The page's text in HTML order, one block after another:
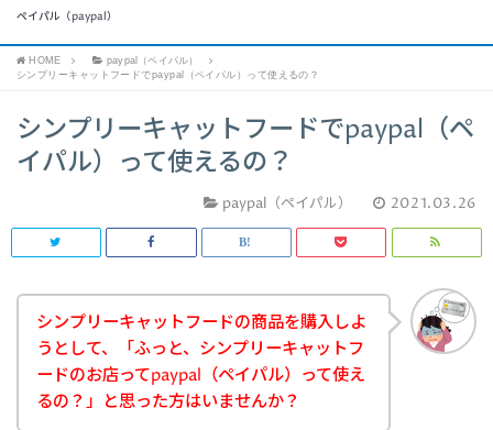
ペイパル（paypal）
HOME
paypal（ペイパル）
シンプリーキャットフードでpaypal（ペイパル）って使えるの？
シンプリーキャットフードでpaypal（ペ
イパル）って使えるの？
paypal（ペイパル） 2021.03.26
シンプリーキャットフードの商品を購入しよ
うとして、「ふっと、シンプリーキャットフ
ードのお店ってpaypal（ペイパル）って使え
るの？」と思った方はいませんか？